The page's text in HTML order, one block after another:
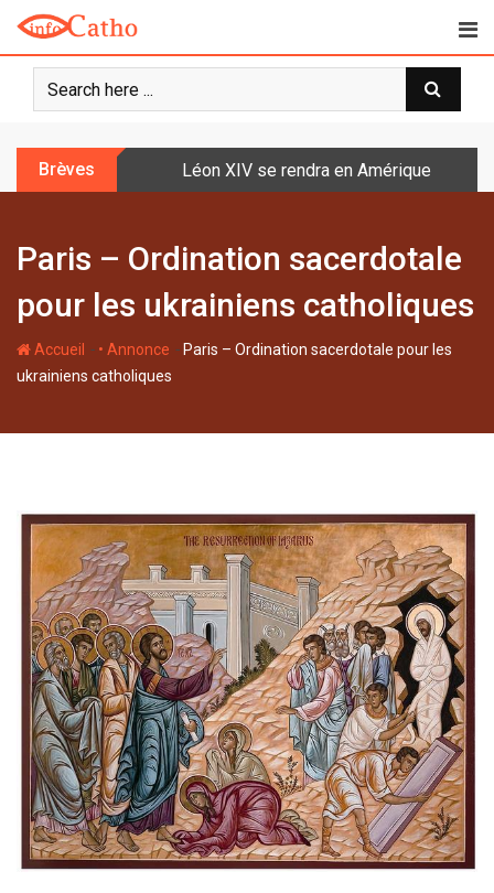
o
Brèves Léon XIV se rendra en Amérique latine à
Paris – Ordination sacerdotale
pour les ukrainiens catholiques
Accueil - • Annonce - Paris – Ordination sacerdotale pour les
ukrainiens catholiques